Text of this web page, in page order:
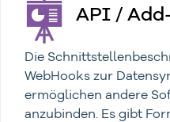
API /
Die
WebHooks zur
ermöglichen andere
anzubinden. Es gibt